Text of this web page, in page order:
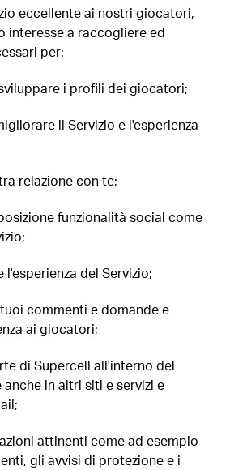
eccellente ai nostri giocatori,
interesse a raccogliere ed
per:
i profili dei giocatori;
il Servizio e l'esperienza
relazione con te;
funzionalità social come
l'esperienza del Servizio;
commenti e domande e
ai giocatori;
di Supercell all'interno del
anche in altri siti e servizi e
attinenti come ad esempio
gli avvisi di protezione e i